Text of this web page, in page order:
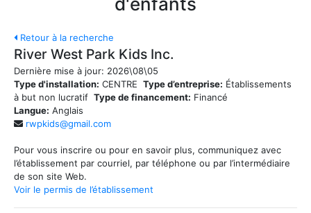
Retour à la recherche
River West Park Kids Inc.
Dernière mise à jour: 2026\08\05
Type d'installation: CENTRE Type d’entreprise: Établissements
à but non lucratif Type de financement: Financé
Langue: Anglais
rwpkids@gmail.com
Pour vous inscrire ou pour en savoir plus, communiquez avec
l’établissement par courriel, par téléphone ou par l’intermédiaire
de son site Web.
Voir le permis de l’établissement